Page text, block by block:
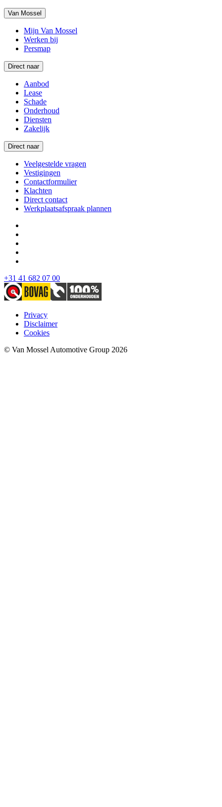
Van Mossel
Mijn Van Mossel
Werken bij
Persmap
Direct naar
Aanbod
Lease
Schade
Onderhoud
Diensten
Zakelijk
Direct naar
Veelgestelde vragen
Vestigingen
Contactformulier
Klachten
Direct contact
Werkplaatsafspraak plannen
+31 41 682 07 00
Privacy
Disclaimer
Cookies
© Van Mossel Automotive Group 2026